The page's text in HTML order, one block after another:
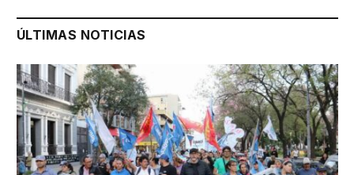
ÚLTIMAS NOTICIAS